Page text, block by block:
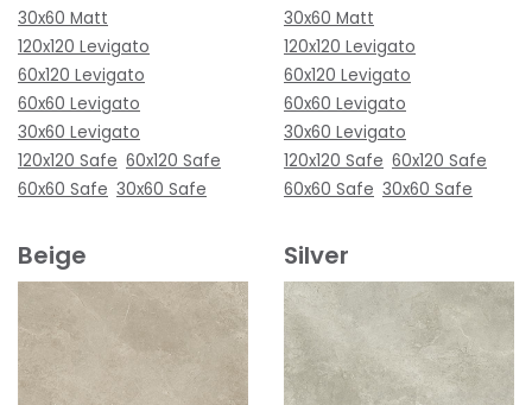
30x60 Matt
120x120 Levigato
60x120 Levigato
60x60 Levigato
30x60 Levigato
120x120 Safe 60x120 Safe
60x60 Safe 30x60 Safe
30x60 Matt
120x120 Levigato
60x120 Levigato
60x60 Levigato
30x60 Levigato
120x120 Safe 60x120 Safe
60x60 Safe 30x60 Safe
Beige Silver